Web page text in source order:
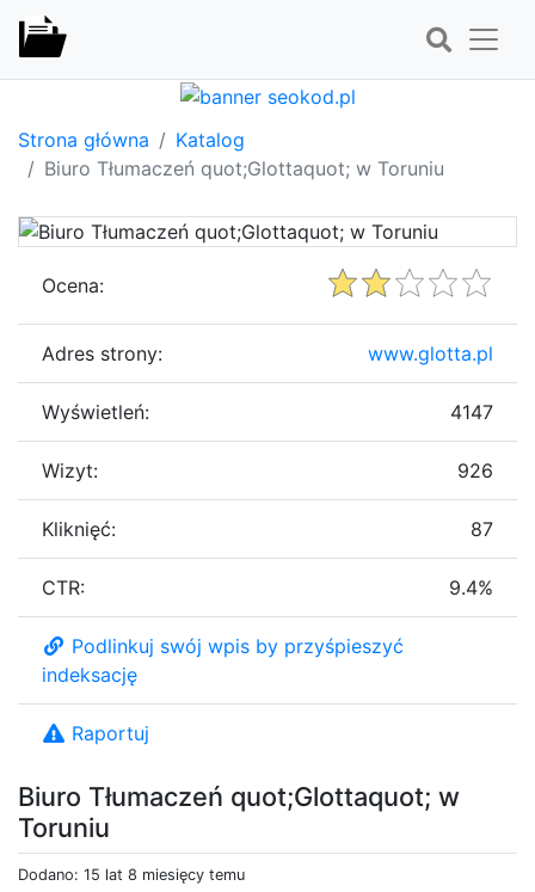
Strona główna
Katalog
Biuro Tłumaczeń quot;Glottaquot; w Toruniu
Biuro Tłumaczeń quot;Glottaquot; w
Toruniu
Dodano: 15 lat 8 miesięcy temu
Ocena:
Adres strony: www.glotta.pl
Wyświetleń: 4147
Wizyt: 926
Kliknięć: 87
CTR: 9.4%
Podlinkuj swój wpis by przyśpieszyć
indeksację
Raportuj